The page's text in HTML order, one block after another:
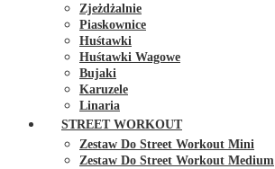
Zjeżdżalnie
Piaskownice
Huśtawki
Huśtawki Wagowe
Bujaki
Karuzele
Linaria
STREET WORKOUT
Zestaw Do Street Workout Mini
Zestaw Do Street Workout Medium